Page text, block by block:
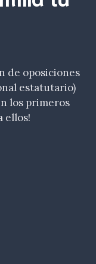
de oposiciones
estatutario)
los primeros
ellos!